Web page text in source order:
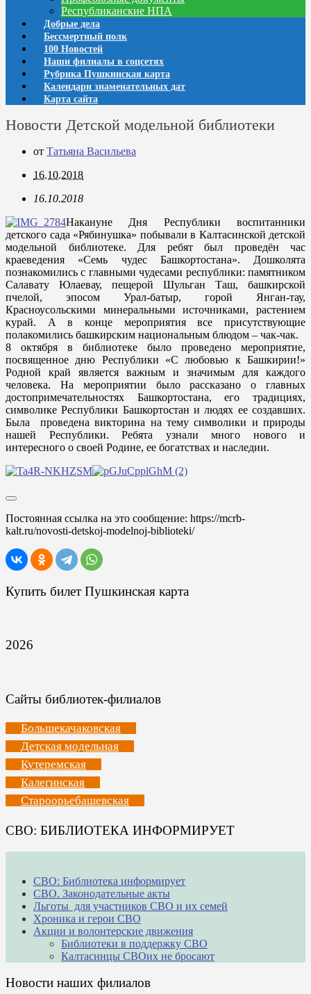
Республиканские НПА
Добрые дела
Бессмертный полк
100 Новостей
Наши филиалы в соцсетях
Рубрика Пушкинская карта
Календари знаменательных дат
Карта сайта
Новости Детской модельной библиотеки
от Татьяна Васильева
16.10.2018
16.10.2018
Накануне Дня Республики воспитанники
детского сада «Рябинушка» побывали в Калтасинской детской
модельной библиотеке. Для ребят был проведён час
краеведения «Семь чудес Башкортостана». Дошколята
познакомились с главными чудесами республики: памятником
Салавату Юлаевау, пещерой Шульган Таш, башкирской
пчелой, эпосом Урал-батыр, горой Янган-тау,
Красноусольскими минеральными источниками, растением
курай. А в конце мероприятия все присутствующие
полакомились башкирским национальным блюдом – чак-чак.
8 октября в библиотеке было проведено мероприятие,
посвященное дню Республики «С любовью к Башкирии!»
Родной край является важным и значимым для каждого
человека. На мероприятии было рассказано о главных
достопримечательностях Башкортостана, его традициях,
символике Республики Башкортостан и людях ее создавших.
Была проведена викторина на тему символики и природы
нашей Республики. Ребята узнали много нового и
интересного о своей Родине, ее богатствах и наследии.
Постоянная ссылка на это сообщение: https://mcrb-
kalt.ru/novosti-detskoj-modelnoj-biblioteki/
Купить билет Пушкинская карта
2026
Сайты библиотек-филиалов
Большекачаковская
Детская модельная
Кутеремская
Калегинская
Староорьебашевская
СВО: БИБЛИОТЕКА ИНФОРМИРУЕТ
СВО: Библиотека информирует
СВО. Законодательные акты
Льготы для участников СВО и их семей
Хроника и герои СВО
Акции и волонтерские движения
Библиотеки в поддержку СВО
Калтасинцы СВОих не бросают
Новости наших филиалов